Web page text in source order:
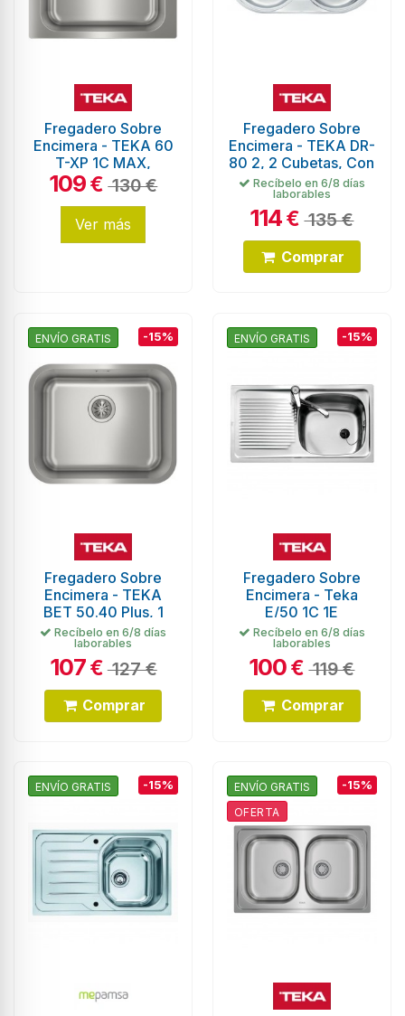
Fregadero Sobre
Encimera - TEKA 60
T-XP 1C MAX,
Rectangular, 60 cm,
Inox
109€ 130 €
Ver más
Fregadero Sobre
Encimera - TEKA DR-
80 2, 2 Cubetas, Con
Orificio, Inox, Mueble
80 cm
Recíbelo en 6/8 días
laborables
114€ 135 €
Comprar
ENVÍO GRATIS -15%
Fregadero Sobre
Encimera - TEKA
BET 50.40 Plus, 1
Cubeta, Inox
Recíbelo en 6/8 días
laborables
107€ 127 €
Comprar
ENVÍO GRATIS -15%
Fregadero Sobre
Encimera - Teka
E/50 1C 1E
Reversible
Recíbelo en 6/8 días
laborables
100€ 119 €
Comprar
ENVÍO GRATIS -15%
ENVÍO GRATIS
OFERTA
-15%